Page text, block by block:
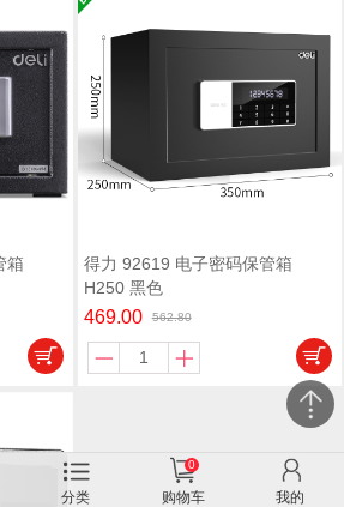
箱
得力 92619 电子密码保管箱
H250 黑色
469.00 562.80
分类
0
购物车 我的
关闭